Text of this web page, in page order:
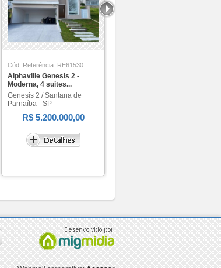
Cód. Referência: RE61530
Alphaville Genesis 2 -
Moderna, 4 suites...
Genesis 2 / Santana de
Parnaíba - SP
R$ 5.200.000,00